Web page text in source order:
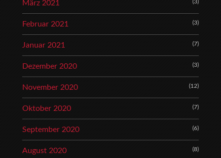
März 2021 (3)
Februar 2021 (3)
Januar 2021 (7)
Dezember 2020 (3)
November 2020 (12)
Oktober 2020 (7)
September 2020 (6)
August 2020 (8)